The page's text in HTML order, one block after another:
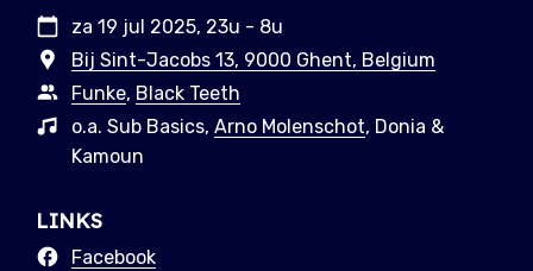
za 19 jul 2025, 23u - 8u
Bij Sint-Jacobs 13, 9000 Ghent, Belgium
Funke, Black Teeth
o.a. Sub Basics, Arno Molenschot, Donia &
Kamoun
LINKS
Facebook